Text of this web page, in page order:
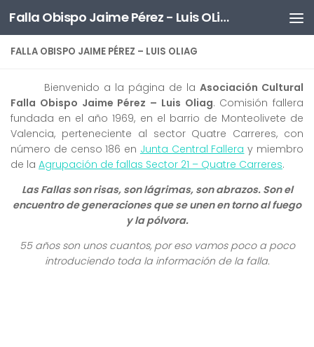
Saltar al contenido Falla Obispo Jaime Pérez - Luis OLiag
FALLA OBISPO JAIME PÉREZ – LUIS OLIAG
Bienvenido a la página de la Asociación Cultural
Falla Obispo Jaime Pérez – Luis Oliag. Comisión fallera
fundada en el año 1969, en el barrio de Monteolivete de
Valencia, perteneciente al sector Quatre Carreres, con
número de censo 186 en Junta Central Fallera y miembro
de la Agrupación de fallas Sector 21 – Quatre Carreres.
Las Fallas son risas, son lágrimas, son abrazos. Son el
encuentro de generaciones que se unen en torno al fuego
y la pólvora.
55 años son unos cuantos, por eso vamos poco a poco
introduciendo toda la información de la falla.